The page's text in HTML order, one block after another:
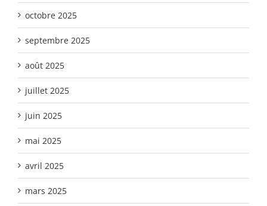
octobre 2025
septembre 2025
août 2025
juillet 2025
juin 2025
mai 2025
avril 2025
mars 2025